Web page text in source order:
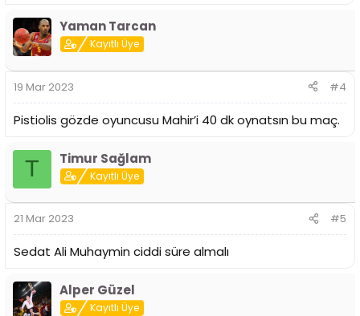
p
k
i
l
:
Yaman Tarcan
Kayıtlı Üye
19 Mar 2023 #4
Pistiolis gözde oyuncusu Mahir’i 40 dk oynatsın bu maç.
T Timur Sağlam
Kayıtlı Üye
21 Mar 2023 #5
Sedat Ali Muhaymin ciddi süre almalı
Alper Güzel
Kayıtlı Üye